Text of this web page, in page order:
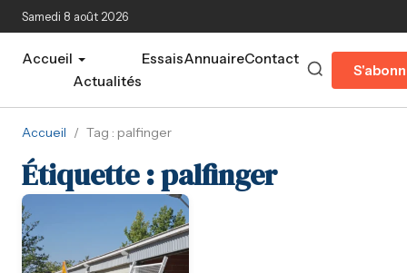
Aller au contenu principal
Samedi 8 août 2026
Accueil
Actualités
EssaisAnnuaireContact
Accueil / Tag : palfinger
Étiquette :palfinger